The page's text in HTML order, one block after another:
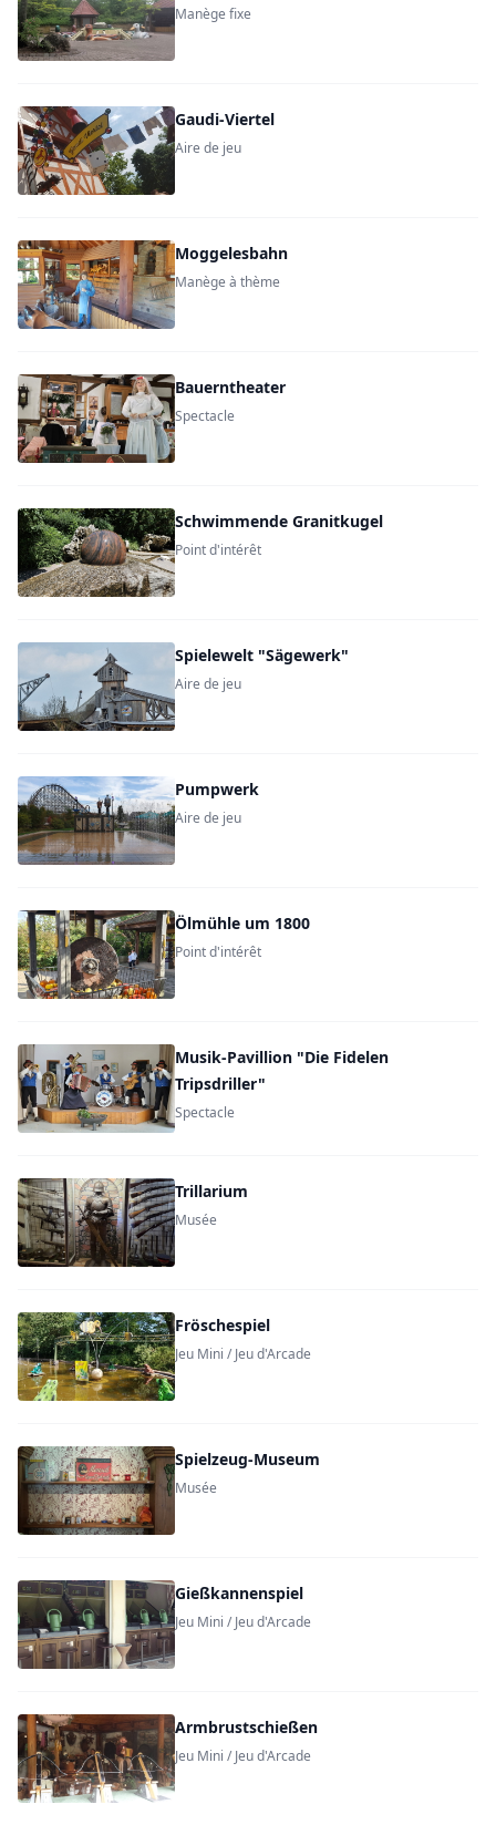
Manège fixe
Gaudi-Viertel
Aire de jeu
Moggelesbahn
Manège à thème
Bauerntheater
Spectacle
Schwimmende Granitkugel
Point d'intérêt
Spielewelt "Sägewerk"
Aire de jeu
Pumpwerk
Aire de jeu
Ölmühle um 1800
Point d'intérêt
Musik-Pavillion "Die Fidelen
Tripsdriller"
Spectacle
Trillarium
Musée
Fröschespiel
Jeu Mini / Jeu d'Arcade
Spielzeug-Museum
Musée
Gießkannenspiel
Jeu Mini / Jeu d'Arcade
Armbrustschießen
Jeu Mini / Jeu d'Arcade